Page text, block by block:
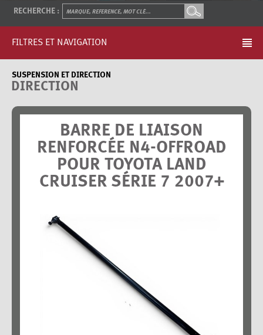
RECHERCHE :
FILTRES ET NAVIGATION
SUSPENSION ET DIRECTION
DIRECTION
BARRE DE LIAISON
RENFORCÉE N4-OFFROAD
POUR TOYOTA LAND
CRUISER SÉRIE 7 2007+